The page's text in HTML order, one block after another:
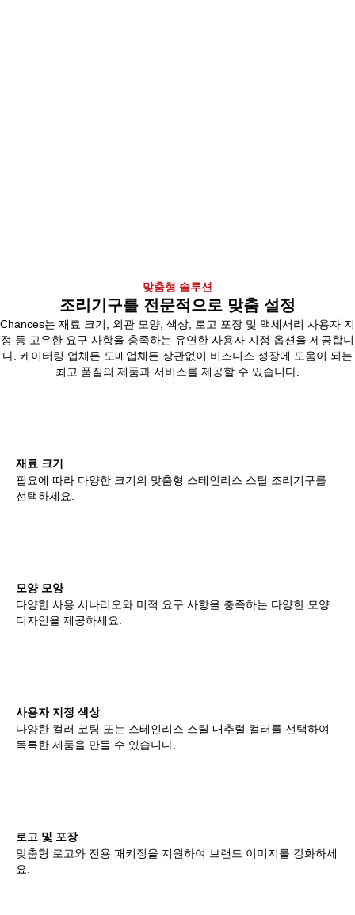
맞춤형 솔루션
조리기구를 전문적으로 맞춤 설정
Chances는 재료 크기, 외관 모양, 색상, 로고 포장 및 액세서리 사용자 지
정 등 고유한 요구 사항을 충족하는 유연한 사용자 지정 옵션을 제공합니
다. 케이터링 업체든 도매업체든 상관없이 비즈니스 성장에 도움이 되는
최고 품질의 제품과 서비스를 제공할 수 있습니다.
재료 크기
필요에 따라 다양한 크기의 맞춤형 스테인리스 스틸 조리기구를
선택하세요.
모양 모양
다양한 사용 시나리오와 미적 요구 사항을 충족하는 다양한 모양
디자인을 제공하세요.
사용자 지정 색상
다양한 컬러 코팅 또는 스테인리스 스틸 내추럴 컬러를 선택하여
독특한 제품을 만들 수 있습니다.
로고 및 포장
맞춤형 로고와 전용 패키징을 지원하여 브랜드 이미지를 강화하세
요.